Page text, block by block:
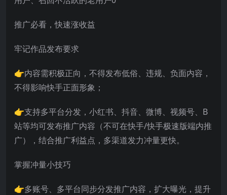
推广必看，快速涨收益
牢记作品发布要求
👉内容需积极正向，不得发布低俗、违规、负面内容，
不得影响快手正面形象；
👉支持多平台分发，小红书、抖音、微博、视频号、B
站等均可发布推广内容（不可在快手/快手极速版端内推
广），结合推广利益点，多渠道发力冲量更快。
掌握冲量小技巧
👉多账号、多平台同步分发推广内容，扩大曝光，提升